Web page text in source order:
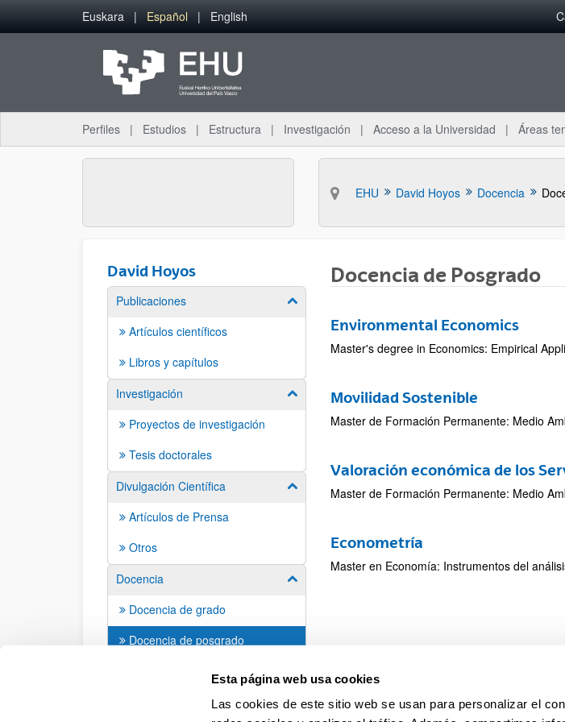
Esta página web usa cookies
Las cookies de este sitio web se usan para personalizar el
Saltar al contenido principal
Euskara Español English
Perfiles Estudios Estructura Investigación Acceso a la Universidad Áreas
EHU David Hoyos Docencia
David Hoyos
Publicaciones Mostrar/ocultar subpáginas
Artículos científicos
Libros y capítulos
Investigación
Mostrar/ocultar subpáginas
Proyectos de investigación
Tesis doctorales
Divulgación Científica
Mostrar/ocultar subpáginas
Artículos de Prensa
Otros
Docencia
Mostrar/ocultar subpáginas
Docencia de grado
Docencia de posgrado
Docencia de Posgrado
Environmental Economics
Master's degree in Economics: Empirical
Movilidad Sostenible
Master de Formación Permanente: Medio
Valoración económica de los
Master de Formación Permanente: Medio
Econometría
Master en Economía: Instrumentos del